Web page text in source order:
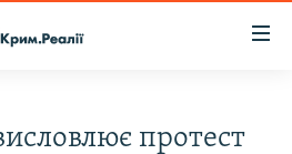
протест